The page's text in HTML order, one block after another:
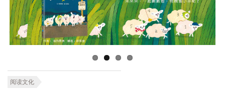
阅读文化